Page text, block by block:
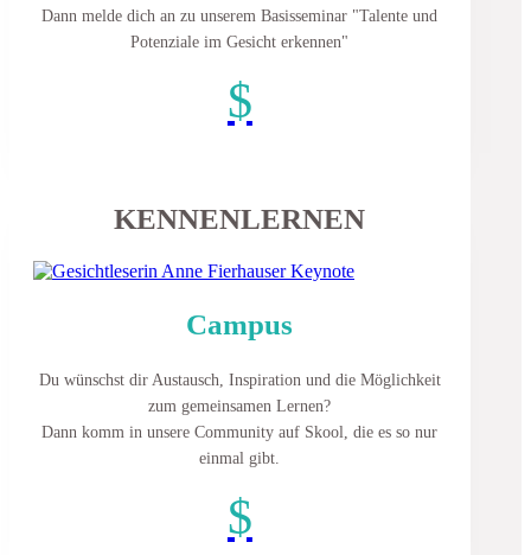
Dann melde dich an zu unserem Basisseminar "Talente und
Potenziale im Gesicht erkennen"
$
KENNENLERNEN
Campus
Du wünschst dir Austausch, Inspiration und die Möglichkeit
zum gemeinsamen Lernen?
Dann komm in unsere Community auf Skool, die es so nur
einmal gibt.
$